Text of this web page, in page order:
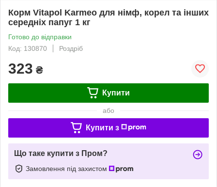
Корм Vitapol Karmeo для німф, корел та інших
середніх папуг 1 кг
Готово до відправки
Код: 130870
Роздріб
323 ₴
Купити
або
Купити з
Що таке купити з Пром?
Замовлення під захистом